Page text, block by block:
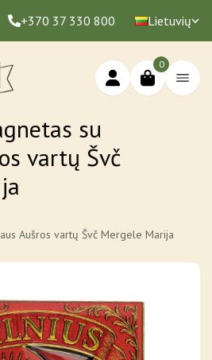
+370 37 330 800 Lietuvių
0
su
vartų Švč
Aušros vartų Švč Mergele Marija